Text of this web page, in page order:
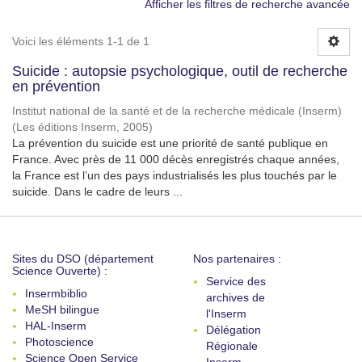
Afficher les filtres de recherche avancée
Voici les éléments 1-1 de 1
Suicide : autopsie psychologique, outil de recherche
en prévention
Institut national de la santé et de la recherche médicale (Inserm)
(Les éditions Inserm, 2005)
La prévention du suicide est une priorité de santé publique en
France. Avec près de 11 000 décès enregistrés chaque années,
la France est l’un des pays industrialisés les plus touchés par le
suicide. Dans le cadre de leurs ...
Sites du DSO (département
Science Ouverte) :
Insermbiblio
MeSH bilingue
HAL-Inserm
Photoscience
Science Open Service
Nos partenaires :
Service des
archives de
l'Inserm
Délégation
Régionale